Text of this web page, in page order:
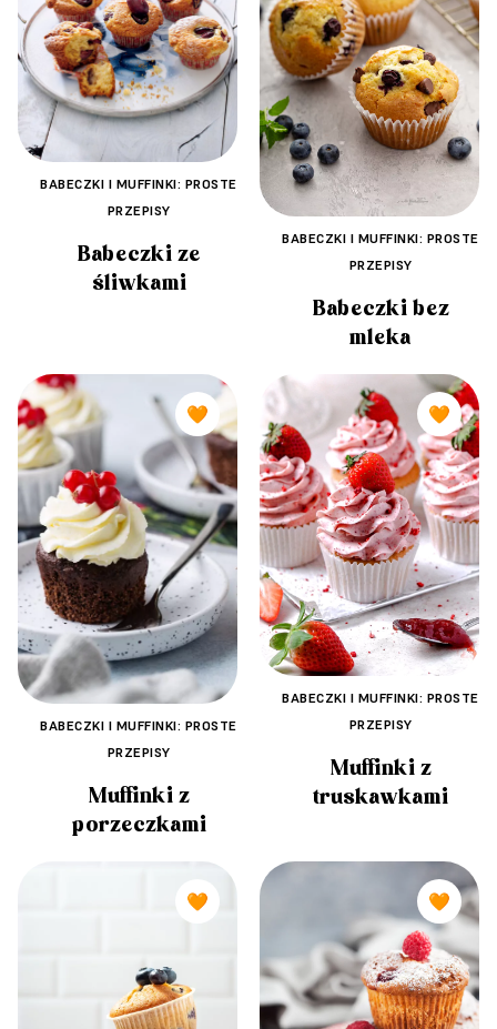
BABECZKI I MUFFINKI: PROSTE
PRZEPISY
Babeczki ze
śliwkami
BABECZKI I MUFFINKI: PROSTE
PRZEPISY
Babeczki bez
mleka
🧡
BABECZKI I MUFFINKI: PROSTE
PRZEPISY
Muffinki z
porzeczkami
🧡
BABECZKI I MUFFINKI: PROSTE
PRZEPISY
Muffinki z
truskawkami
🧡 🧡